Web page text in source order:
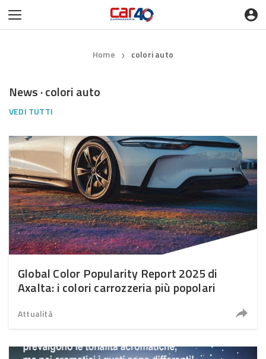
Home ❯ colori auto
News · colori auto
VEDI TUTTI
Global Color Popularity Report 2025 di
Axalta: i colori carrozzeria più popolari
Attualità